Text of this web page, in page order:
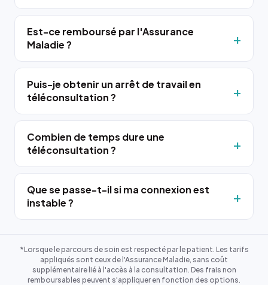
Est-ce remboursé par l'Assurance
Maladie ?
Puis-je obtenir un arrêt de travail en
téléconsultation ?
Combien de temps dure une
téléconsultation ?
Que se passe-t-il si ma connexion est
instable ?
*Lorsque le parcours de soin est respecté par le patient. Les tarifs
appliqués sont ceux de l'Assurance Maladie, sans coût
supplémentaire lié à l'accès à la consultation. Des frais non
remboursables peuvent s'appliquer en fonction des options.